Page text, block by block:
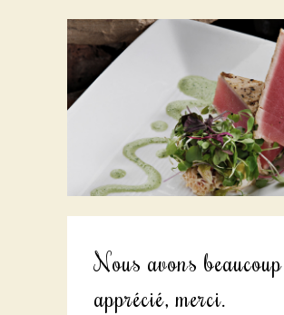
Nous avons beaucoup
apprécié, merci.